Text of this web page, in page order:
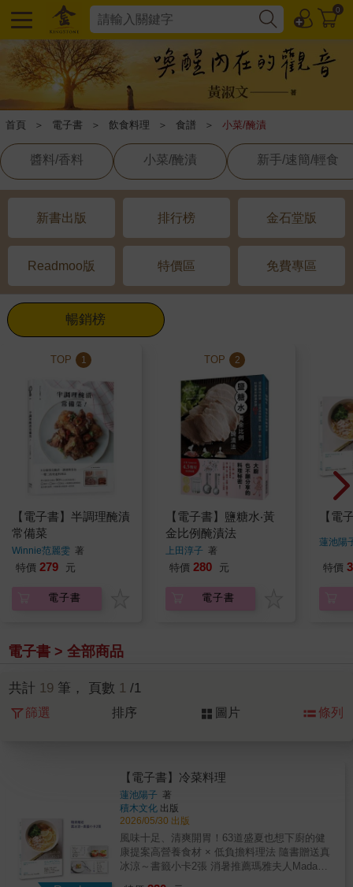
0
首頁 ＞ 電子書 ＞ 飲食料理 ＞ 食譜 ＞ 小菜/醃漬
醬料/香料 小菜/醃漬 新手/速簡/輕食
新書出版 排行榜 金石堂版
Readmoo版 特價區 免費專區
暢銷榜
TOP 1
【電子書】半調理醃漬
常備菜
Winnie范麗雯 著
特價 279 元
電子書
TOP 2
【電子書】鹽糖水‧黃
金比例醃漬法
上田淳子 著
特價 280 元
電子書
【電
蓮池陽
特價
電子書 > 全部商品
共計 19 筆， 頁數 1 /1
篩選 排序 圖片 條列
【電子書】冷菜料理
蓮池陽子 著
積木文化 出版
2026/05/30 出版
風味十足、清爽開胃！63道盛夏也想下廚的健
康提案高營養食材 × 低負擔料理法 隨書贈送真
冰涼～書籤小卡2張 消暑推薦瑪雅夫人Madame